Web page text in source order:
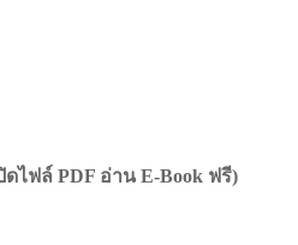
ดไฟล์ PDF อ่าน E-Book ฟรี)